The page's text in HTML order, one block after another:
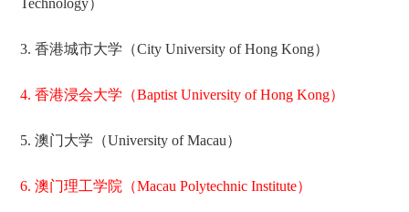
Technology）
3. 香港城市大学（City University of Hong Kong）
4. 香港浸会大学（Baptist University of Hong Kong）
5. 澳门大学（University of Macau）
6. 澳门理工学院（Macau Polytechnic Institute）